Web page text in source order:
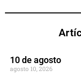
10 de agosto
agosto 10, 2026